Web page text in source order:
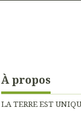
À propos
LA TERRE EST